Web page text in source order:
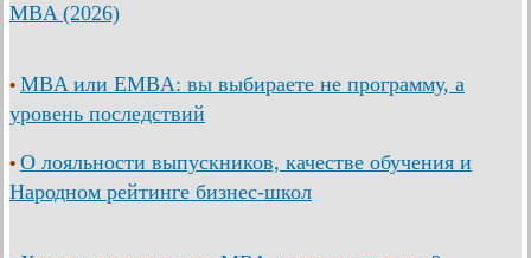
MBA (2026)
• MBA или EMBA: вы выбираете не программу, а
уровень последствий
• О лояльности выпускников, качестве обучения и
Народном рейтинге бизнес-школ